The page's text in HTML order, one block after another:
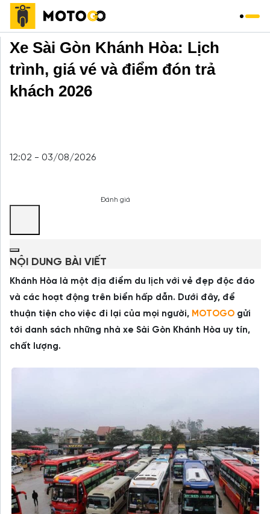
Trang chủ » Xe Khách»
Xe Sài Gòn Khánh Hòa: Lịch
trình, giá vé và điểm đón trả
khách 2026
12:02 - 03/08/2026
Đánh giá
NỘI DUNG BÀI VIẾT
Khánh Hòa là một địa điểm du lịch với vẻ đẹp độc đáo
và các hoạt động trên biển hấp dẫn. Dưới đây, để
thuận tiện cho việc đi lại của mọi người, MOTOGO gửi
tới danh sách những nhà xe Sài Gòn Khánh Hòa uy tín,
chất lượng.